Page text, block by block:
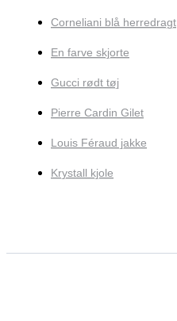
Corneliani blå herredragt
En farve skjorte
Gucci rødt tøj
Pierre Cardin Gilet
Louis Féraud jakke
Krystall kjole